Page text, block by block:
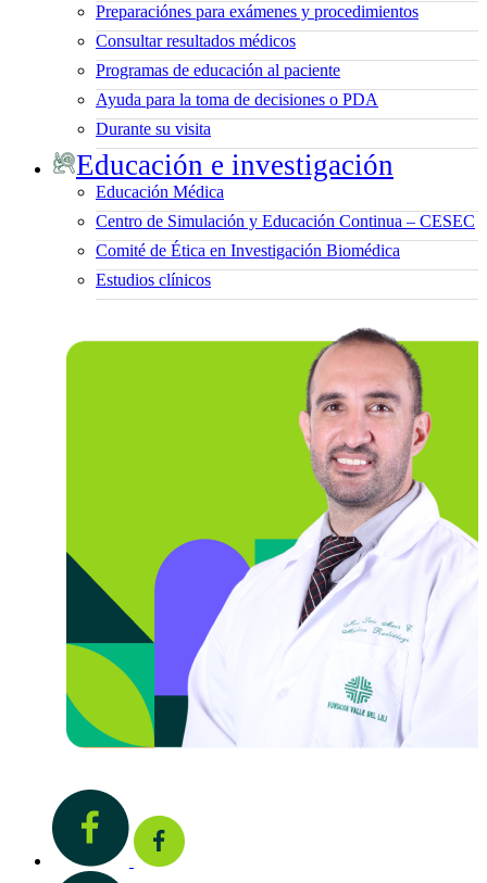
Preparaciónes para exámenes y procedimientos
Consultar resultados médicos
Programas de educación al paciente
Ayuda para la toma de decisiones o PDA
Durante su visita
Educación e investigación
Educación Médica
Centro de Simulación y Educación Continua – CESEC
Comité de Ética en Investigación Biomédica
Estudios clínicos